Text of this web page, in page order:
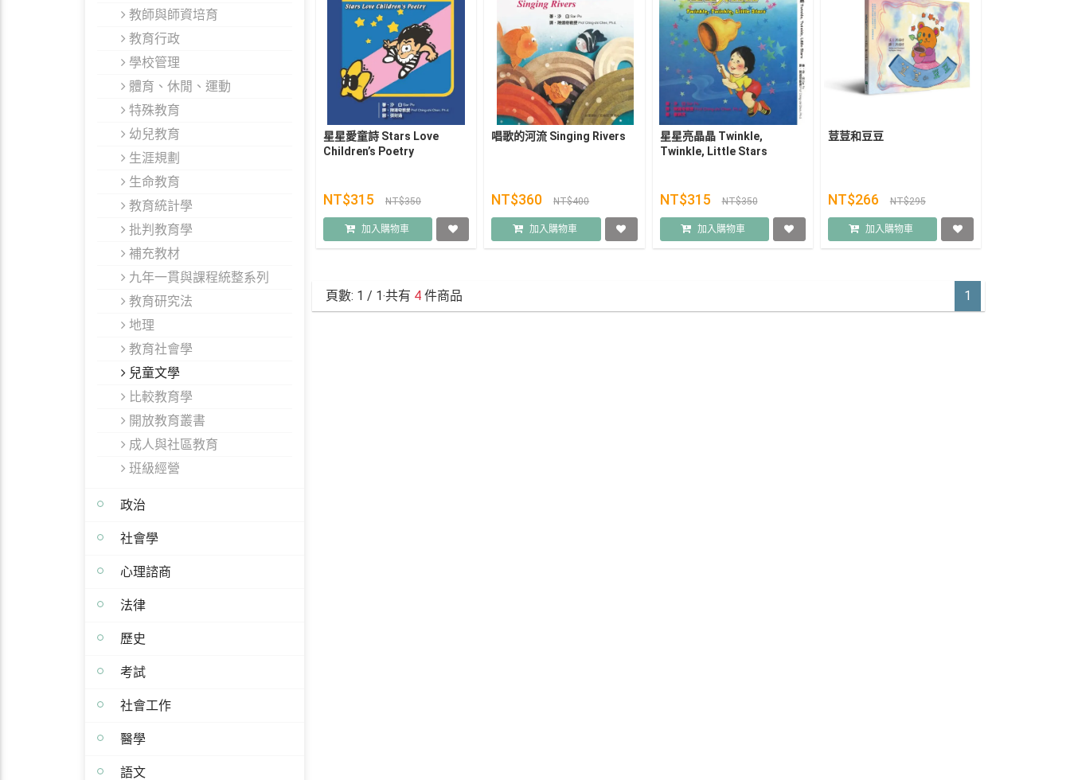
教師與師資培育
教育行政
學校管理
體育、休閒、運動
特殊教育
幼兒教育
生涯規劃
生命教育
教育統計學
批判教育學
補充教材
九年一貫與課程統整系列
教育研究法
地理
教育社會學
兒童文學
比較教育學
開放教育叢書
成人與社區教育
班級經營
政治
社會學
心理諮商
法律
歷史
考試
社會工作
醫學
語文
星星愛童詩 Stars Love
Children’s Poetry
NT$315 NT$350
加入購物車
唱歌的河流 Singing Rivers
NT$360 NT$400
加入購物車
星星亮晶晶 Twinkle,
Twinkle, Little Stars
NT$315 NT$350
加入購物車
荳荳和豆豆
NT$266 NT$295
加入購物車
頁數: 1 / 1‧共有 4 件商品 1